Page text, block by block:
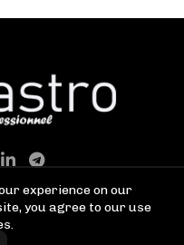
experience on our
you agree to our use